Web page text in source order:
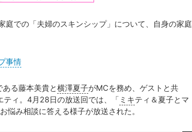
庭での「夫婦のスキンシップ」について、自身の家庭
事情
る藤本美貴と横澤夏子がMCを務め、ゲストと共
ティ。4月28日の放送回では、「 ミキティ＆夏子とマ
悩み相談に答える様子が放送された。